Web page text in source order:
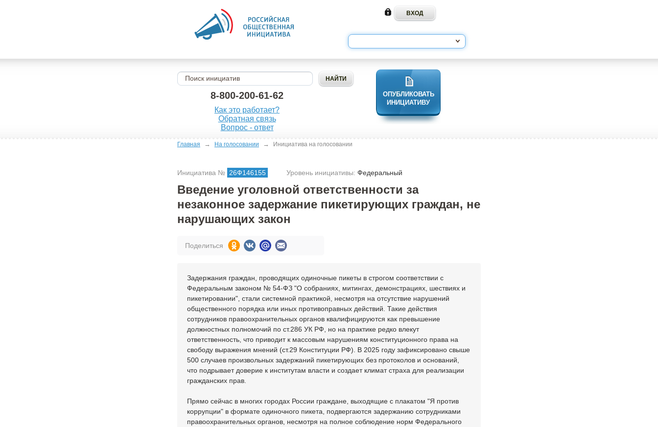
8-800-200-61-62
Как это работает?
Обратная связь
Вопрос - ответ
ОПУБЛИКОВАТЬ
ИНИЦИАТИВУ
Главная → На голосовании → Инициатива на голосовании
Инициатива № 26Ф146155 Уровень инициативы: Федеральный
Введение уголовной ответственности за
незаконное задержание пикетирующих граждан, не
нарушающих закон
Поделиться
Задержания граждан, проводящих одиночные пикеты в строгом соответствии с
Федеральным законом № 54-ФЗ "О собраниях, митингах, демонстрациях, шествиях и
пикетировании", стали системной практикой, несмотря на отсутствие нарушений
общественного порядка или иных противоправных действий. Такие действия
сотрудников правоохранительных органов квалифицируются как превышение
должностных полномочий по ст.286 УК РФ, но на практике редко влекут
ответственность, что приводит к массовым нарушениям конституционного права на
свободу выражения мнений (ст.29 Конституции РФ). В 2025 году зафиксировано свыше
500 случаев произвольных задержаний пикетирующих без протоколов и оснований,
что подрывает доверие к институтам власти и создает климат страха для реализации
гражданских прав.
Прямо сейчас в многих городах России граждане, выходящие с плакатом "Я против
коррупции" в формате одиночного пикета, подвергаются задержанию сотрудниками
правоохранительных органов, несмотря на полное соблюдение норм Федерального